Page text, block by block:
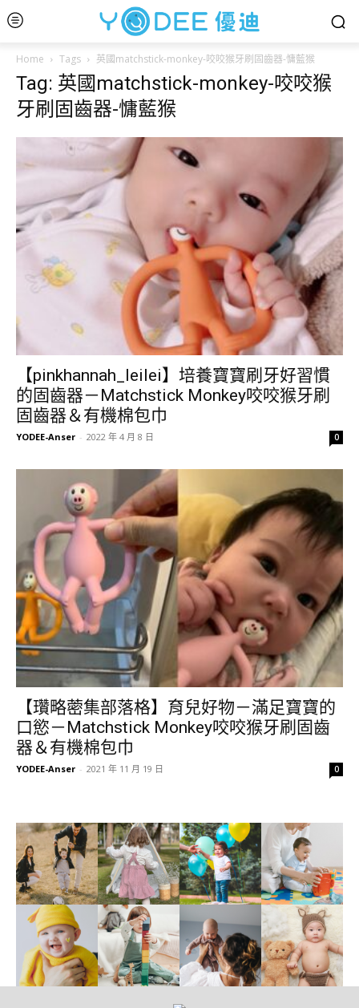
Home Tags 英國matchstick-monkey-咬咬猴牙刷固齒器-慵藍猴
Tag: 英國matchstick-monkey-咬咬猴
牙刷固齒器-慵藍猴
【pinkhannah_leilei】培養寶寶刷牙好習慣
的固齒器－Matchstick Monkey咬咬猴牙刷
固齒器＆有機棉包巾
YODEE-Anser - 2022 年 4 月 8 日 0
【瓚略蔤集部落格】育兒好物－滿足寶寶的
口慾－Matchstick Monkey咬咬猴牙刷固齒
器＆有機棉包巾
YODEE-Anser - 2021 年 11 月 19 日 0